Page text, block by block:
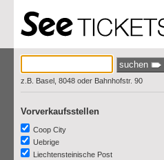
z.B. Basel, 8048 oder Bahnhofstr. 90
Vorverkaufsstellen
Coop City
Uebrige
Liechtensteinische Post